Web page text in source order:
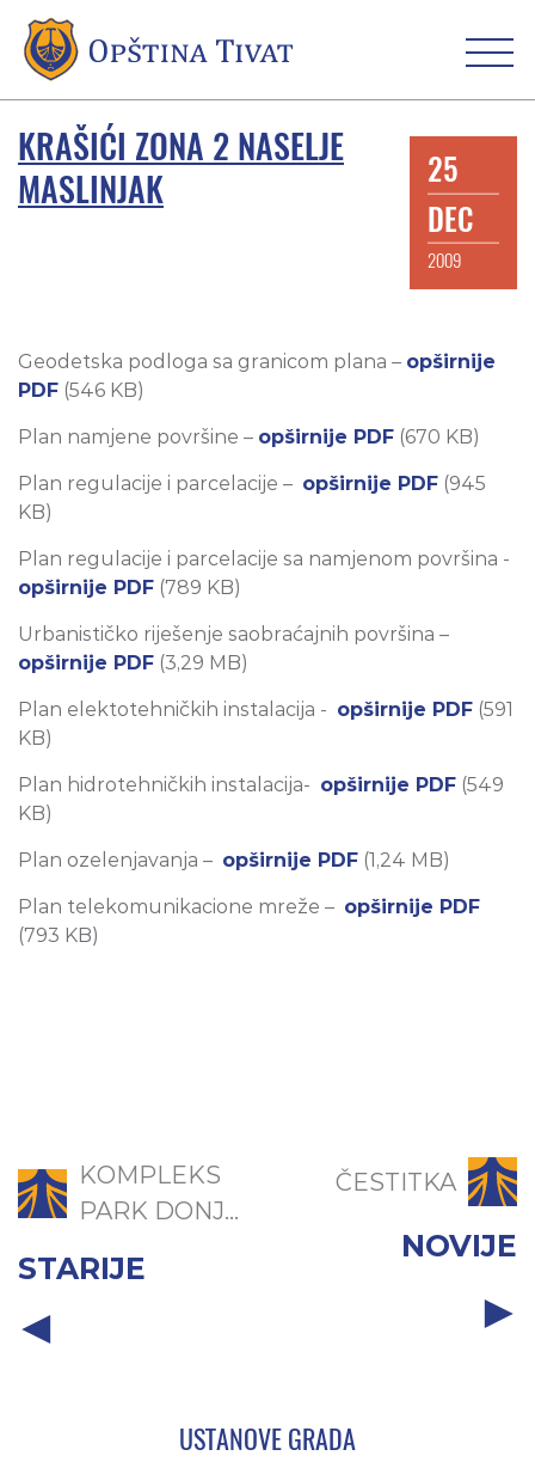
KRAŠIĆI ZONA 2 NASELJE
MASLINJAK
25
DEC
2009
Geodetska podloga sa granicom plana – opširnije
PDF (546 KB)
Plan namjene površine – opširnije PDF (670 KB)
Plan regulacije i parcelacije – opširnije PDF (945
KB)
Plan regulacije i parcelacije sa namjenom površina -
opširnije PDF (789 KB)
Urbanističko riješenje saobraćajnih površina –
opširnije PDF (3,29 MB)
Plan elektotehničkih instalacija - opširnije PDF (591
KB)
Plan hidrotehničkih instalacija- opširnije PDF (549
KB)
Plan ozelenjavanja – opširnije PDF (1,24 MB)
Plan telekomunikacione mreže – opširnije PDF
(793 KB)
KOMPLEKS
PARK DONJ...
STARIJE
ČESTITKA
NOVIJE
USTANOVE GRADA